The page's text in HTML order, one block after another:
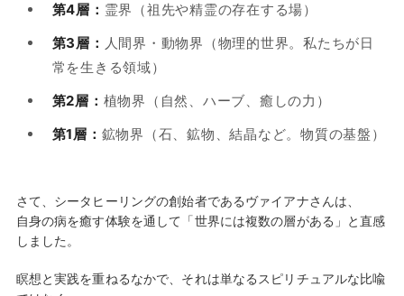
第4層： 霊界（祖先や精霊の存在する場）
第3層： 人間界・動物界（物理的世界。私たちが日
常を生きる領域）
第2層： 植物界（自然、ハーブ、癒しの力）
第1層： 鉱物界（石、鉱物、結晶など。物質の基盤）
さて、シータヒーリングの創始者であるヴァイアナさんは、
自身の病を癒す体験を通して「世界には複数の層がある」と直感
しました。
瞑想と実践を重ねるなかで、それは単なるスピリチュアルな比喩